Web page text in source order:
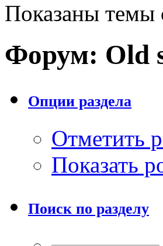
Показаны темы
Форум: Old
Опции раздела
Отметить
Показать
Поиск по разделу